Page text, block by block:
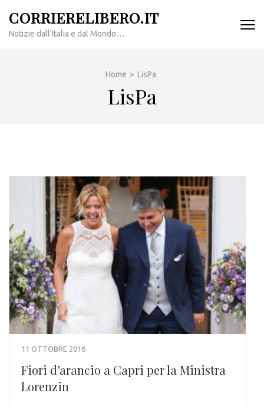
contenuto
CORRIERELIBERO.IT
Notizie dall'Italia e dal Mondo…
Home > LisPa
LisPa
11 OTTOBRE 2016
Fiori d’arancio a Capri per la Ministra
Lorenzin